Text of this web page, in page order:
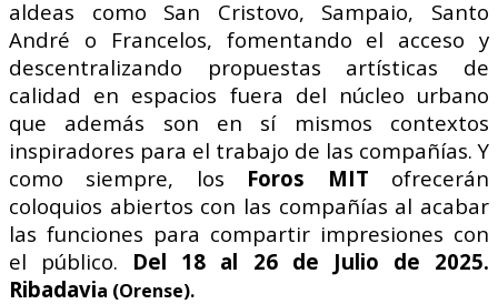
aldeas como San Cristovo, Sampaio, Santo
André o Francelos, fomentando el acceso y
descentralizando propuestas artísticas de
calidad en espacios fuera del núcleo urbano
que además son en sí mismos contextos
inspiradores para el trabajo de las compañías. Y
como siempre, los Foros MIT ofrecerán
coloquios abiertos con las compañías al acabar
las funciones para compartir impresiones con
el público. Del 18 al 26 de Julio de 2025.
Ribadavia (Orense).